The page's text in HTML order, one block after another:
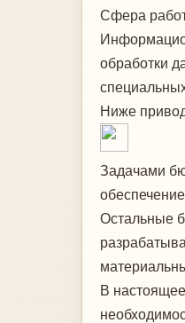
Сфера
обработки
Ниже
Задачами
Остальные
В